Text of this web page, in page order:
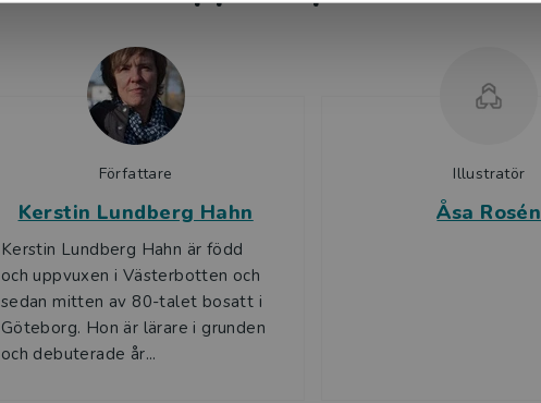
Författare
Kerstin Lundberg Hahn
Kerstin Lundberg Hahn är född
och uppvuxen i Västerbotten och
sedan mitten av 80-talet bosatt i
Göteborg. Hon är lärare i grunden
och debuterade år...
Illustratör
Åsa Rosén